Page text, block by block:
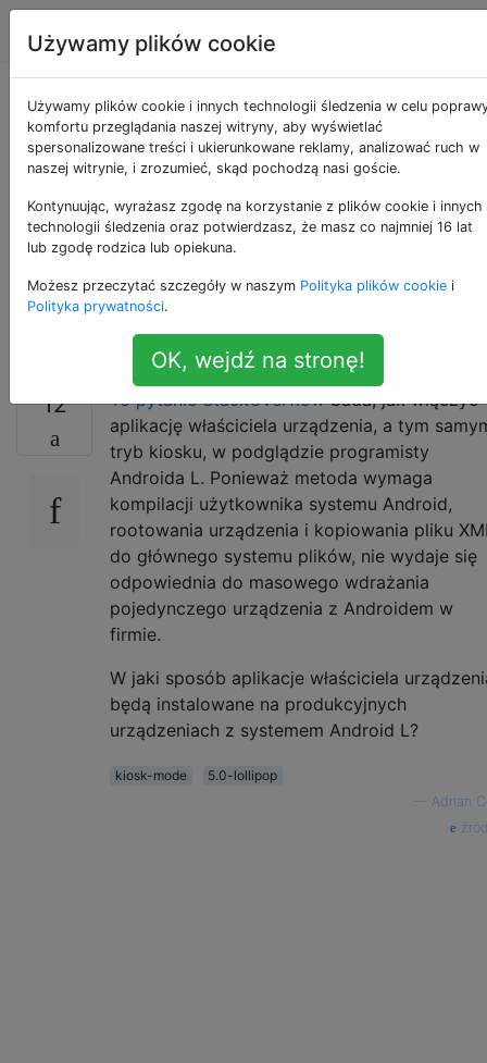
Android Tagi
Jak włączyć
blokowanie zadań na
urządzeniach
produkcyjnych
Android 5.0
12 To pytanie StackOverflowbada, jak włączyć
aplikację właściciela urządzenia, a tym
tryb kiosku, w podglądzie programisty
Androida L. Ponieważ metoda wymaga
kompilacji użytkownika systemu Android,
rootowania urządzenia i kopiowania pliku
do głównego systemu plików, nie wydaje się
odpowiednia do masowego wdrażania
pojedynczego urządzenia z Androidem w
firmie.
W jaki sposób aplikacje właściciela
będą instalowane na produkcyjnych
urządzeniach z systemem Android L?
kiosk-mode
5.0-lollipop
Adrian
Używamy plików cookie
Używamy plików cookie i innych technologii śledzenia w celu
komfortu przeglądania naszej witryny, aby wyświetlać
spersonalizowane treści i ukierunkowane reklamy, analizować ruch w
naszej witrynie, i zrozumieć, skąd pochodzą nasi goście.
Kontynuując, wyrażasz zgodę na korzystanie z plików cookie i innych
technologii śledzenia oraz potwierdzasz, że masz co najmniej 16 lat
lub zgodę rodzica lub opiekuna.
Możesz przeczytać szczegóły w naszym Polityka plików cookie i
Polityka prywatności.
OK, wejdź na stronę!